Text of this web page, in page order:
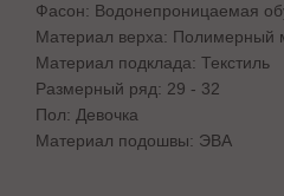
Фасон: Водонепроницаемая
Материал верха: Полимерный
Материал подклада: Текстиль
Размерный ряд: 29 - 32
Пол: Девочка
Материал подошвы: ЭВА